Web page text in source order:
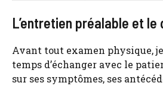
L’entretien préalable et
Avant tout examen physique,
temps d’échanger avec le
sur ses symptômes, ses